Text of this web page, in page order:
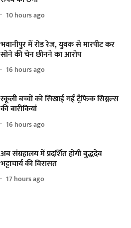
10 hours ago
भवानीपुर में रोड रेज, युवक से मारपीट कर
सोने की चेन छीनने का आरोप
16 hours ago
स्कूली बच्चों को सिखाई गईं ट्रैफिक सिग्नल्स
की बारीकियां
16 hours ago
अब संग्रहालय में प्रदर्शित होगी बुद्धदेव
भट्टाचार्य की विरासत
17 hours ago